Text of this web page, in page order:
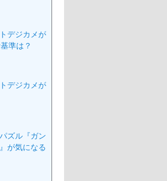
デジカメが
準は？
デジカメが
ズル『ガン
が気になる